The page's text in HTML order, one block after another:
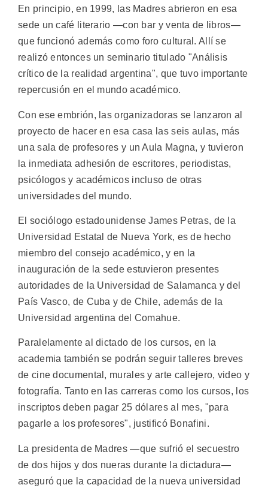
En principio, en 1999, las Madres abrieron en esa
sede un café literario —con bar y venta de libros—
que funcionó además como foro cultural. Allí se
realizó entonces un seminario titulado "Análisis
crítico de la realidad argentina", que tuvo importante
repercusión en el mundo académico.
Con ese embrión, las organizadoras se lanzaron al
proyecto de hacer en esa casa las seis aulas, más
una sala de profesores y un Aula Magna, y tuvieron
la inmediata adhesión de escritores, periodistas,
psicólogos y académicos incluso de otras
universidades del mundo.
El sociólogo estadounidense James Petras, de la
Universidad Estatal de Nueva York, es de hecho
miembro del consejo académico, y en la
inauguración de la sede estuvieron presentes
autoridades de la Universidad de Salamanca y del
País Vasco, de Cuba y de Chile, además de la
Universidad argentina del Comahue.
Paralelamente al dictado de los cursos, en la
academia también se podrán seguir talleres breves
de cine documental, murales y arte callejero, video y
fotografía. Tanto en las carreras como los cursos, los
inscriptos deben pagar 25 dólares al mes, "para
pagarle a los profesores", justificó Bonafini.
La presidenta de Madres —que sufrió el secuestro
de dos hijos y dos nueras durante la dictadura—
aseguró que la capacidad de la nueva universidad